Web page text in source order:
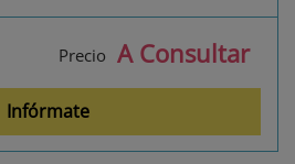
Precio A Consultar
Infórmate